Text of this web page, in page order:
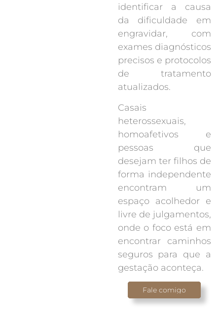
identificar a causa
da dificuldade em
engravidar, com
exames diagnósticos
precisos e protocolos
de tratamento
atualizados.
Casais
heterossexuais,
homoafetivos e
pessoas que
desejam ter filhos de
forma independente
encontram um
espaço acolhedor e
livre de julgamentos,
onde o foco está em
encontrar caminhos
seguros para que a
gestação aconteça.
Fale comigo